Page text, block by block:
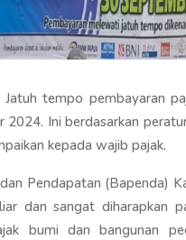
Jatuh tempo pembayaran
2024. Ini berdasarkan
kepada wajib pajak.
Pendapatan (Bapenda)
dan sangat diharapkan
bumi dan bangunan